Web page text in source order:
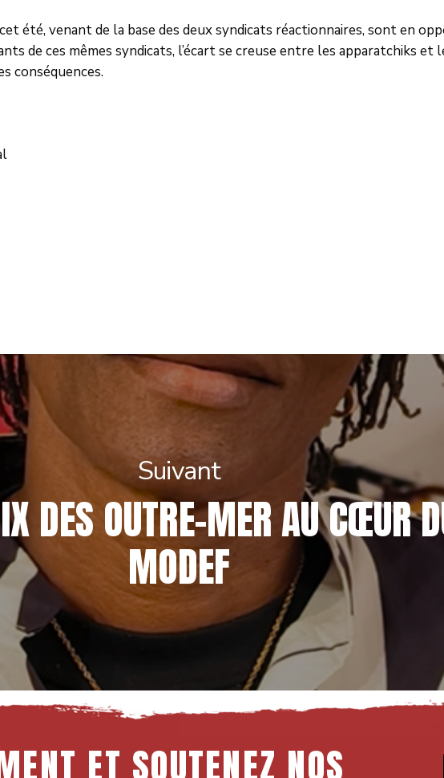
été, venant de la base des deux syndicats réactionnaires, sont en
de ces mêmes syndicats, l’écart se creuse entre les apparatchiks et
conséquences.
Suivant
DES OUTRE-MER AU CŒUR
MODEF
ET SOUTENEZ NOS